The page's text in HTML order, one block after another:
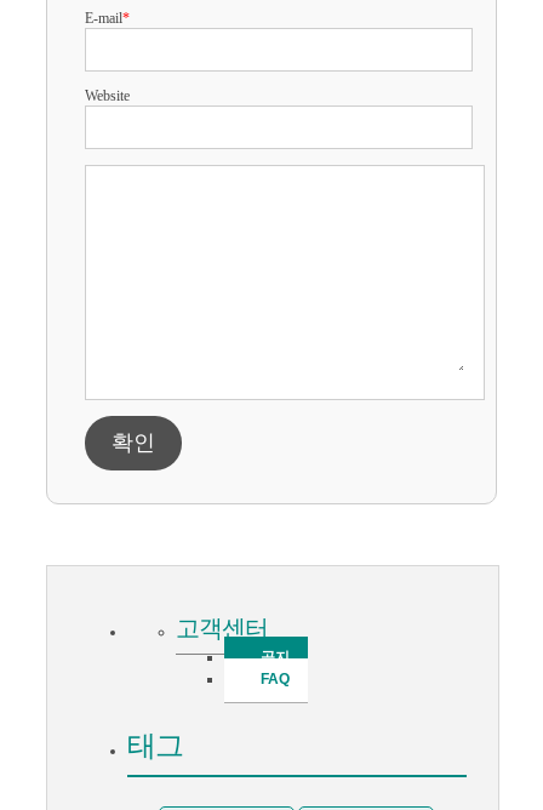
E-mail*
Website
확인
고객센터
공지
FAQ
태그